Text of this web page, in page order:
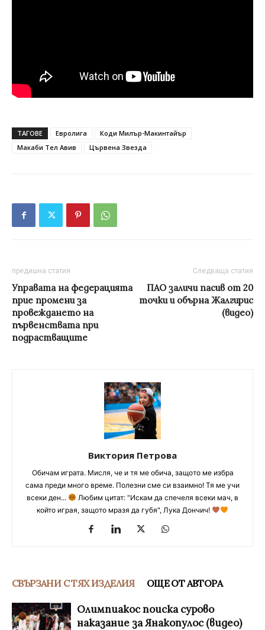
ТАГОВЕ Евролига
Коди Милър-Макинтайър
Макаби Тел Авив
Цървена Звезда
предишна статия
Управата на федерацията
прие промени за
провеждането на
първенствата при
подрастващите
Следваща статия
ПАО заличи пасив от 20
точки и обърна Жалгирис
(видео)
Виктория Петрова
Обичам играта. Мисля, че и тя ме обича, защото ме избра
сама преди много време. Полезни сме си взаимно! Тя ме учи
всеки ден...
Любим цитат: "Искам да спечеля всеки мач, в
който играя, защото мразя да губя", Лука Дончич!
СВЪРЗАНИ С ТЯХ ИЗДЕЛИЯ ОЩЕ ОТ АВТОРА
Олимпиакос поиска сурово
наказание за Янакопулос (видео)